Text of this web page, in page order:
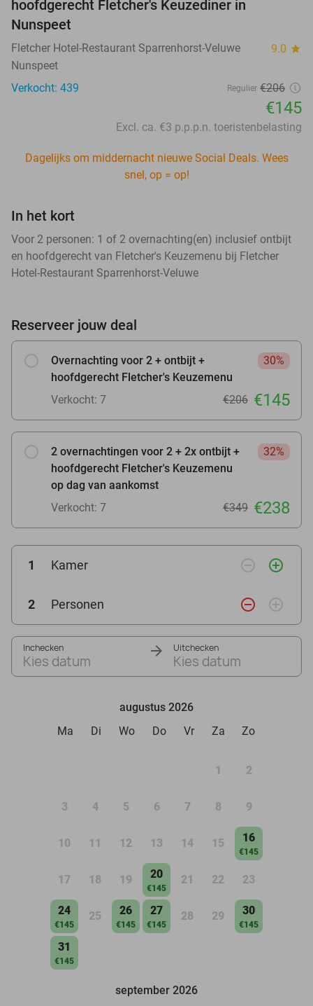
hoofdgerecht Fletcher's Keuzediner in
Nunspeet
Fletcher Hotel-Restaurant Sparrenhorst-Veluwe 9.0 star
Nunspeet
Verkocht: 439
Regulier €206
€145
Excl. ca. €3 p.p.p.n. toeristenbelasting
Dagelijks om middernacht nieuwe Social Deals. Wees
snel, op = op!
In het kort
Voor 2 personen: 1 of 2 overnachting(en) inclusief ontbijt
en hoofdgerecht van Fletcher's Keuzemenu bij Fletcher
Hotel-Restaurant Sparrenhorst-Veluwe
Reserveer jouw deal
Overnachting voor 2 + ontbijt +
hoofdgerecht Fletcher's Keuzemenu
30%
Verkocht: 7 €206 €145
2 overnachtingen voor 2 + 2x ontbijt +
hoofdgerecht Fletcher's Keuzemenu
op dag van aankomst
32%
Verkocht: 7 €349 €238
1 Kamer remove_circle_outline add_circle_outline
2 Personen remove_circle_outline add_circle_outline
Inchecken
Kies datum
Uitchecken
Kies datum
augustus 2026
Ma
Di Wo Do Vr Za Zo
1 2
3 4 5 6 7 8 9
10 11 12 13 14 15 16
€145
17 18 19 20
€145
21 22 23
24
€145
25 26
€145
27
€145
28 29 30
€145
31
€145
september 2026